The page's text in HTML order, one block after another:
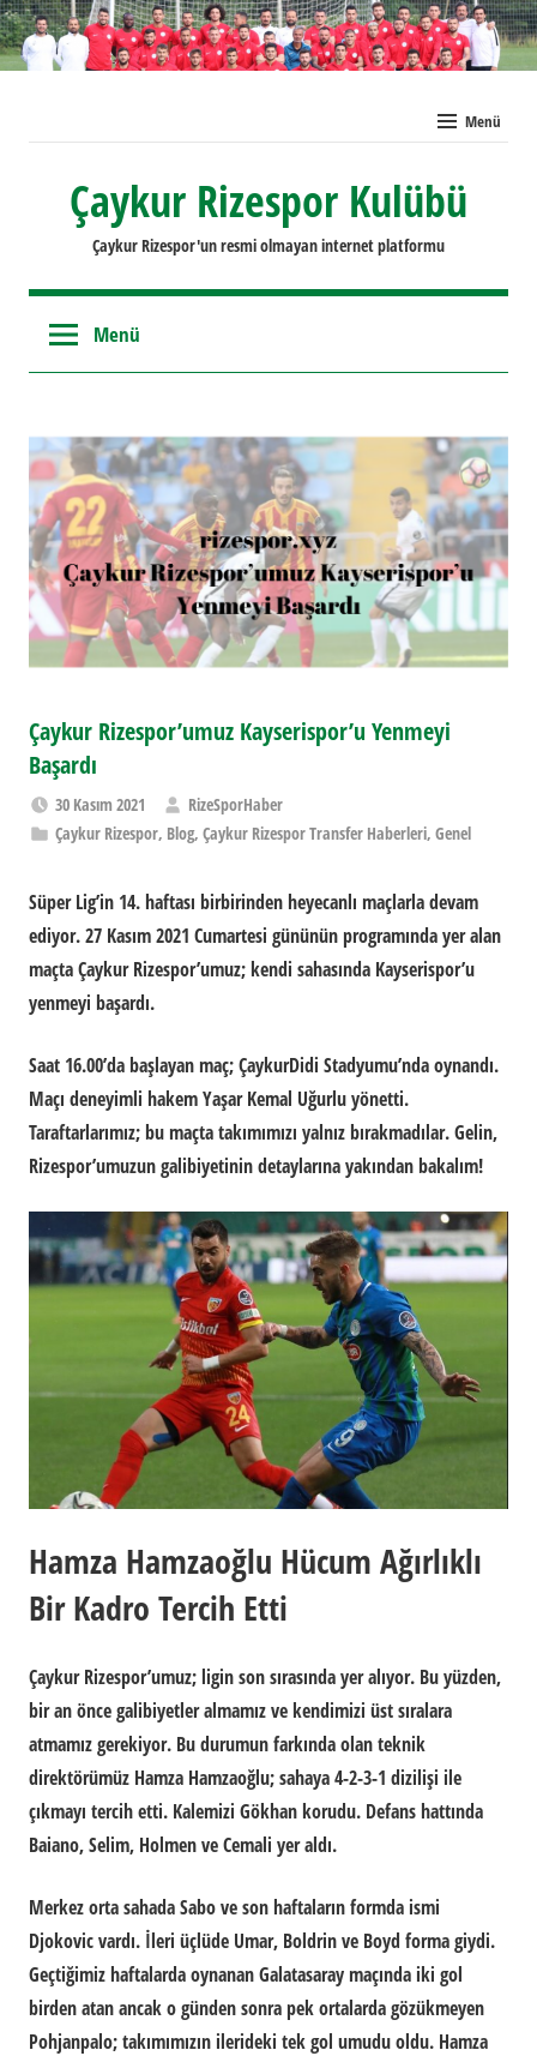
İçeriğe
geç
Menü
Çaykur Rizespor Kulübü
Çaykur Rizespor'un resmi olmayan internet platformu
Menü
Çaykur Rizespor’umuz Kayserispor’u Yenmeyi
Başardı
30 Kasım 2021
RizeSporHaber
Çaykur Rizespor, Blog,Çaykur Rizespor Transfer Haberleri,Genel
Süper Lig’in 14. haftası birbirinden heyecanlı maçlarla devam
ediyor. 27 Kasım 2021 Cumartesi gününün programında yer alan
maçta Çaykur Rizespor’umuz; kendi sahasında Kayserispor’u
yenmeyi başardı.
Saat 16.00’da başlayan maç; ÇaykurDidi Stadyumu’nda oynandı.
Maçı deneyimli hakem Yaşar Kemal Uğurlu yönetti.
Taraftarlarımız; bu maçta takımımızı yalnız bırakmadılar. Gelin,
Rizespor’umuzun galibiyetinin detaylarına yakından bakalım!
Hamza Hamzaoğlu Hücum Ağırlıklı
Bir Kadro Tercih Etti
Çaykur Rizespor’umuz; ligin son sırasında yer alıyor. Bu yüzden,
bir an önce galibiyetler almamız ve kendimizi üst sıralara
atmamız gerekiyor. Bu durumun farkında olan teknik
direktörümüz Hamza Hamzaoğlu; sahaya 4-2-3-1 dizilişi ile
çıkmayı tercih etti. Kalemizi Gökhan korudu. Defans hattında
Baiano, Selim, Holmen ve Cemali yer aldı.
Merkez orta sahada Sabo ve son haftaların formda ismi
Djokovic vardı. İleri üçlüde Umar, Boldrin ve Boyd forma giydi.
Geçtiğimiz haftalarda oynanan Galatasaray maçında iki gol
birden atan ancak o günden sonra pek ortalarda gözükmeyen
Pohjanpalo; takımımızın ilerideki tek gol umudu oldu. Hamza